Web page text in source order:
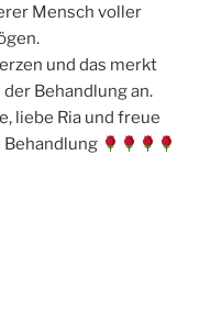
Mensch voller
und das merkt
Behandlung an.
liebe Ria und freue
Behandlung